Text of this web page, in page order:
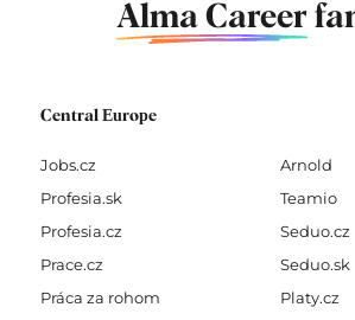
Alma Career
Central Europe
Jobs.cz
Profesia.sk
Profesia.cz
Prace.cz
Práca za rohom
Arnold
Teamio
Seduo.cz
Seduo.sk
Platy.cz